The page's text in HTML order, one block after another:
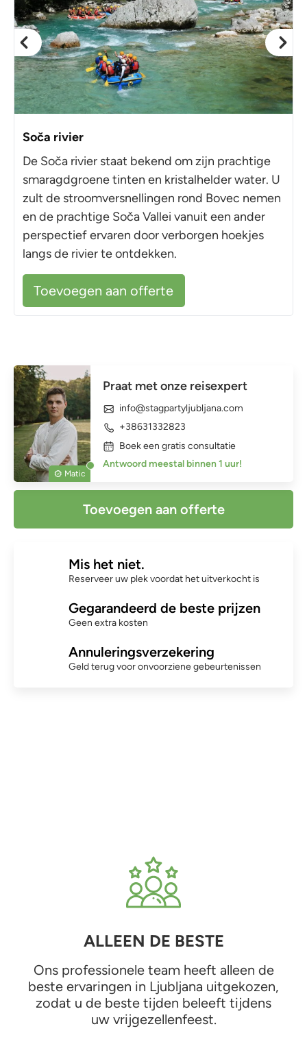
Soča rivier
De Soča rivier staat bekend om zijn prachtige
smaragdgroene tinten en kristalhelder water. U
zult de stroomversnellingen rond Bovec nemen
en de prachtige Soča Vallei vanuit een ander
perspectief ervaren door verborgen hoekjes
langs de rivier te ontdekken.
Toevoegen aan offerte
Matic
Praat met onze reisexpert
info@stagpartyljubljana.com
+38631332823
Boek een gratis consultatie
Antwoord meestal binnen 1 uur!
Toevoegen aan offerte
Mis het niet.
Reserveer uw plek voordat het uitverkocht is
Gegarandeerd de beste prijzen
Geen extra kosten
Annuleringsverzekering
Geld terug voor onvoorziene gebeurtenissen
ALLEEN DE BESTE
Ons professionele team heeft alleen de
beste ervaringen in Ljubljana uitgekozen,
zodat u de beste tijden beleeft tijdens
uw vrijgezellenfeest.